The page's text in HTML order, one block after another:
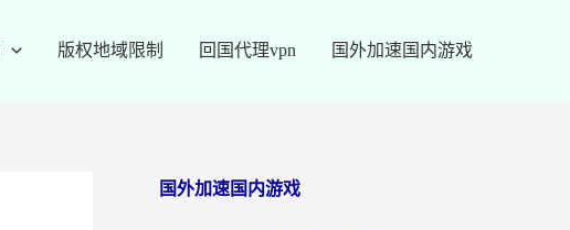
版权地域限制 回国代理vpn 国外加速国内游戏
国外加速国内游戏